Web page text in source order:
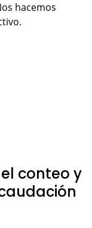
hacemos
conteo y